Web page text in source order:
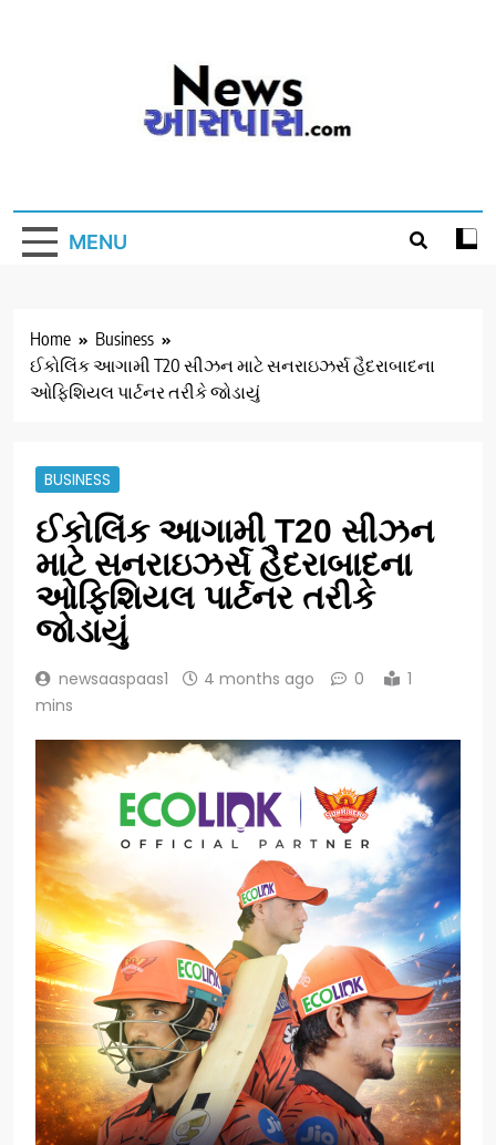
MENU
Home
Business
ઈકોલિંક આગામી T20 સીઝન માટે સનરાઇઝર્સ હૈદરાબાદના
ઓફિશિયલ પાર્ટનર તરીકે જોડાયું
BUSINESS
ઈકોલિંક આગામી T20 સીઝન
માટે સનરાઇઝર્સ હૈદરાબાદના
ઓફિશિયલ પાર્ટનર તરીકે
જોડાયું
newsaaspaas1 4 months ago 0
1
mins